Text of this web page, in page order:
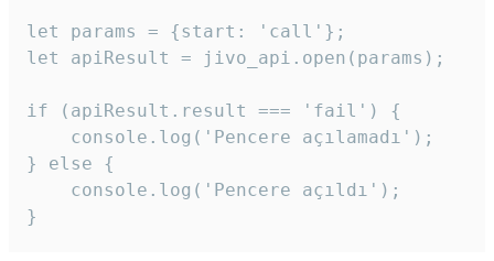
let params = {start: 'call'};
let apiResult = jivo_api.open(params);
if (apiResult.result === 'fail') {
    console.log('Pencere açılamadı');
} else {
    console.log('Pencere açıldı');
}